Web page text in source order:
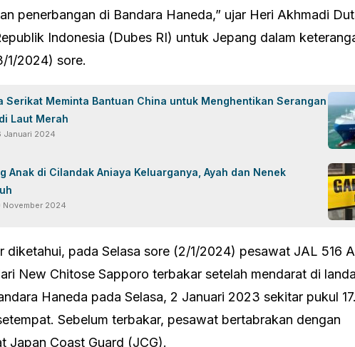
penerbangan di Bandara Haneda,” ujar Heri Akhmadi
Indonesia (Dubes RI) untuk Jepang dalam
1/2024) sore.
Serikat Meminta Bantuan China untuk Menghentikan Serangan
Laut Merah
Januari 2024
Anak di Cilandak Aniaya Keluarganya, Ayah dan Nenek
November 2024
diketahui, pada Selasa sore (2/1/2024) pesawat JAL 516
New Chitose Sapporo terbakar setelah mendarat di
Haneda pada Selasa, 2 Januari 2023 sekitar pukul
Sebelum terbakar, pesawat bertabrakan dengan
Japan Coast Guard (JCG).